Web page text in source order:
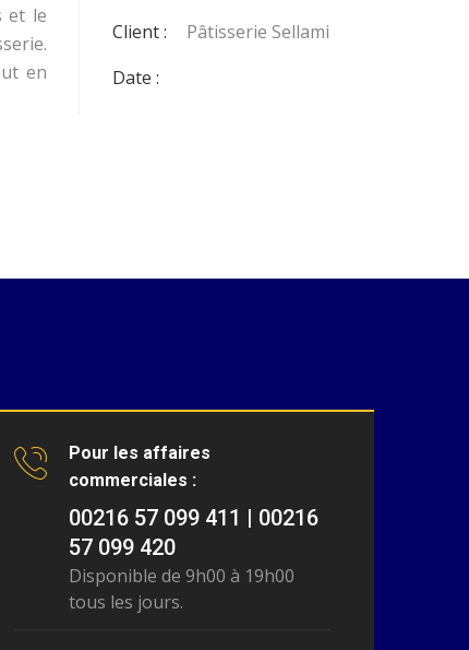
et le
en
Client :
Pâtisserie Sellami
Date :
Pour les affaires
commerciales :
00216 57 099 411 | 00216
57 099 420
Disponible de 9h00 à 19h00
tous les jours.